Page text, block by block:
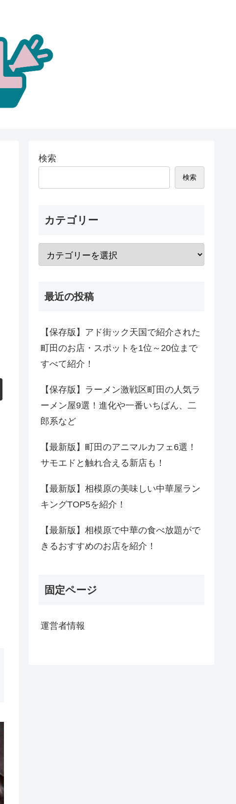
検索
検索
カテゴリー
最近の投稿
【保存版】アド街ック天国で紹介された
町田のお店・スポットを1位～20位まで
すべて紹介！
【保存版】ラーメン激戦区町田の人気ラ
ーメン屋9選！進化や一番いちばん、二
郎系など
【最新版】町田のアニマルカフェ6選！
サモエドと触れ合える新店も！
【最新版】相模原の美味しい中華屋ラン
キングTOP5を紹介！
【最新版】相模原で中華の食べ放題がで
きるおすすめのお店を紹介！
固定ページ
運営者情報